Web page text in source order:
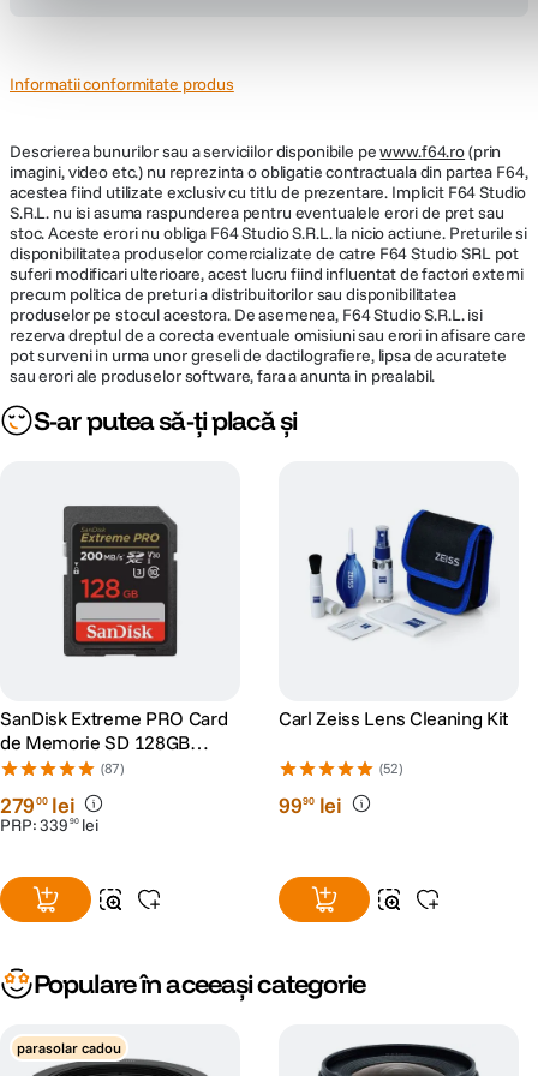
Diametru
maxim
95.5
Lungime 109,50 mm
Greutate 735 g
Informatii conformitate produs
Descrierea bunurilor sau a serviciilor disponibile pewww.f64.ro(prin
imagini, video etc.) nu reprezinta o obligatie contractuala din partea F64,
acestea fiind utilizate exclusiv cu titlu de prezentare. Implicit F64 Studio
S.R.L. nu isi asuma raspunderea pentru eventualele erori de pret sau
stoc. Aceste erori nu obliga F64 Studio S.R.L. la nicio actiune. Preturile si
disponibilitatea produselor comercializate de catre F64 Studio SRL pot
suferi modificari ulterioare, acest lucru fiind influentat de factori externi
precum politica de preturi a distribuitorilor sau disponibilitatea
produselor pe stocul acestora. De asemenea, F64 Studio S.R.L. isi
rezerva dreptul de a corecta eventuale omisiuni sau erori in afisare care
pot surveni in urma unor greseli de dactilografiere, lipsa de acuratete
sau erori ale produselor software, fara a anunta in prealabil.
S-ar putea să-ți placă și
SanDisk Extreme PRO Card
de Memorie SD 128GB
SDXC UHS-I Class 10 U3 V30
+ 2 Ani RescuePRO Deluxe
(87)
27900 lei
PRP:339 90 lei
Carl Zeiss Lens Cleaning Kit
(52)
9990 lei
Populare în aceeași categorie
parasolar cadou